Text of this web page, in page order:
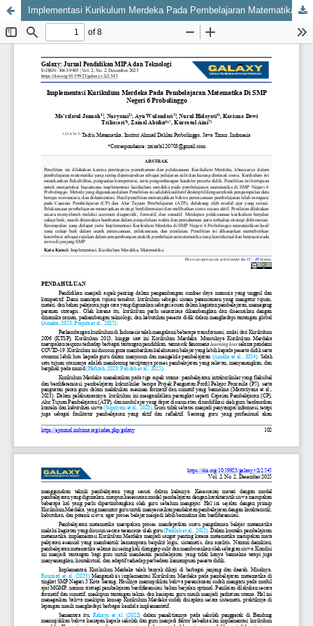
Implementasi Kurikulum Merdeka Pada Pembelajaran Matematika Di SMP Negeri 6 Probolinggo